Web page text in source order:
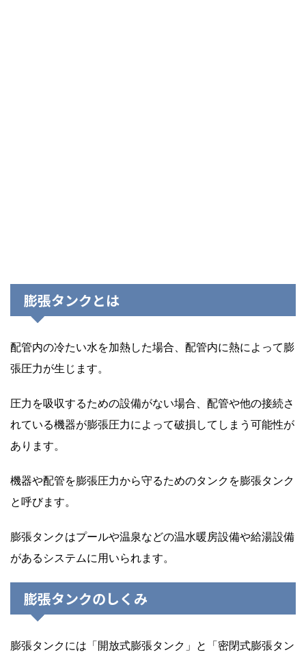
膨張タンクとは
配管内の冷たい水を加熱した場合、配管内に熱によって膨
張圧力が生じます。
圧力を吸収するための設備がない場合、配管や他の接続さ
れている機器が膨張圧力によって破損してしまう可能性が
あります。
機器や配管を膨張圧力から守るためのタンクを膨張タンク
と呼びます。
膨張タンクはプールや温泉などの温水暖房設備や給湯設備
があるシステムに用いられます。
膨張タンクのしくみ
膨張タンクには「開放式膨張タンク」と「密閉式膨張タン